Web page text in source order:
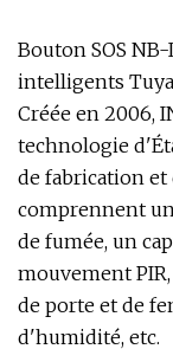
Bouton SOS
intelligents Tuya
Créée en 2006,
technologie
de fabrication et
comprennent
de fumée, un
mouvement
de porte et de
d'humidité, etc.